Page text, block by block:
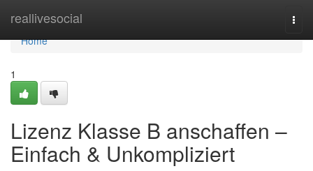
reallivesocial
Home
Home
1
Lizenz Klasse B anschaffen –
Einfach & Unkompliziert